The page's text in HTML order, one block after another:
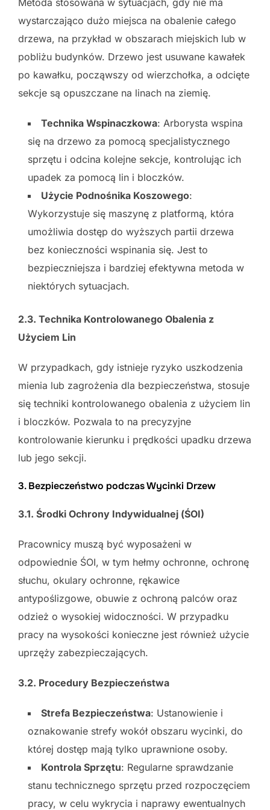
wystarczająco dużo miejsca na obalenie całego
drzewa, na przykład w obszarach miejskich lub w
pobliżu budynków. Drzewo jest usuwane kawałek
po kawałku, począwszy od wierzchołka, a odcięte
sekcje są opuszczane na linach na ziemię.
Technika Wspinaczkowa: Arborysta wspina
się na drzewo za pomocą specjalistycznego
sprzętu i odcina kolejne sekcje, kontrolując ich
upadek za pomocą lin i bloczków.
Użycie Podnośnika Koszowego:
Wykorzystuje się maszynę z platformą, która
umożliwia dostęp do wyższych partii drzewa
bez konieczności wspinania się. Jest to
bezpieczniejsza i bardziej efektywna metoda w
niektórych sytuacjach.
2.3. Technika Kontrolowanego Obalenia z
Użyciem Lin
W przypadkach, gdy istnieje ryzyko uszkodzenia
mienia lub zagrożenia dla bezpieczeństwa, stosuje
się techniki kontrolowanego obalenia z użyciem lin
i bloczków. Pozwala to na precyzyjne
kontrolowanie kierunku i prędkości upadku drzewa
lub jego sekcji.
3. Bezpieczeństwo podczas Wycinki Drzew
3.1. Środki Ochrony Indywidualnej (ŚOI)
Pracownicy muszą być wyposażeni w
odpowiednie ŚOI, w tym hełmy ochronne, ochronę
słuchu, okulary ochronne, rękawice
antypoślizgowe, obuwie z ochroną palców oraz
odzież o wysokiej widoczności. W przypadku
pracy na wysokości konieczne jest również użycie
uprzęży zabezpieczających.
3.2. Procedury Bezpieczeństwa
Strefa Bezpieczeństwa: Ustanowienie i
oznakowanie strefy wokół obszaru wycinki, do
której dostęp mają tylko uprawnione osoby.
Kontrola Sprzętu: Regularne sprawdzanie
stanu technicznego sprzętu przed rozpoczęciem
pracy, w celu wykrycia i naprawy ewentualnych